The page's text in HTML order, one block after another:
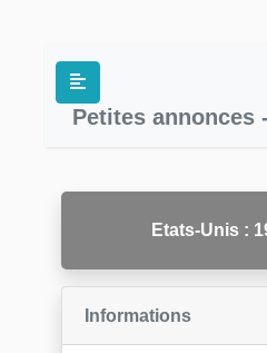
Petites annonces
Etats-Unis :
Informations